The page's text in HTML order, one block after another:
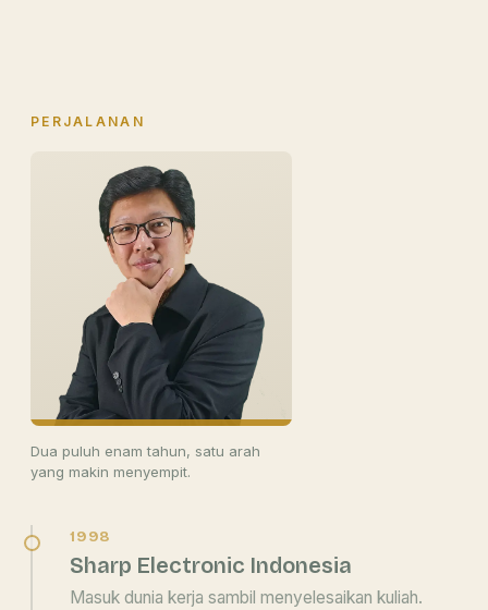
PERJALANAN
Dua puluh enam tahun, satu arah
yang makin menyempit.
1998
Sharp Electronic Indonesia
Masuk dunia kerja sambil menyelesaikan kuliah.